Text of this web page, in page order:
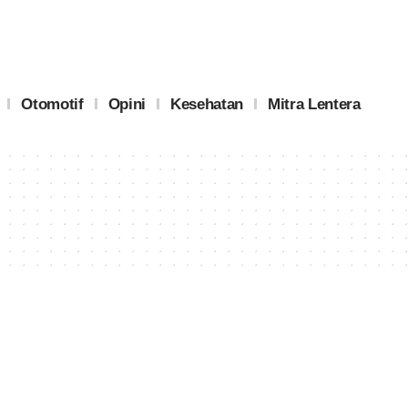
Otomotif Opini Kesehatan Mitra Lentera